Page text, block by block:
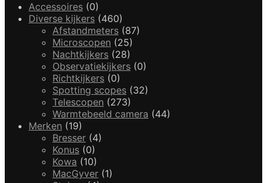
Accessoires (0)
Diverse kijkers (460)
Afstandmeters (87)
Microscopen (25)
Nachtkijkers (28)
Observatiekijkers (0)
Richtkijkers (0)
Spotting scopes (32)
Telescopen (273)
Warmtebeeld camera (44)
Merken (19)
Bresser (4)
Konus (0)
Kowa (10)
MacGyver (1)